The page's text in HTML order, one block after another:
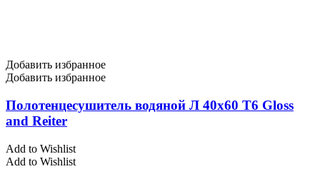
Добавить избранное
Добавить избранное
Полотенцесушитель водяной Л 40х60 Т6 Gloss
and Reiter
Add to Wishlist
Add to Wishlist